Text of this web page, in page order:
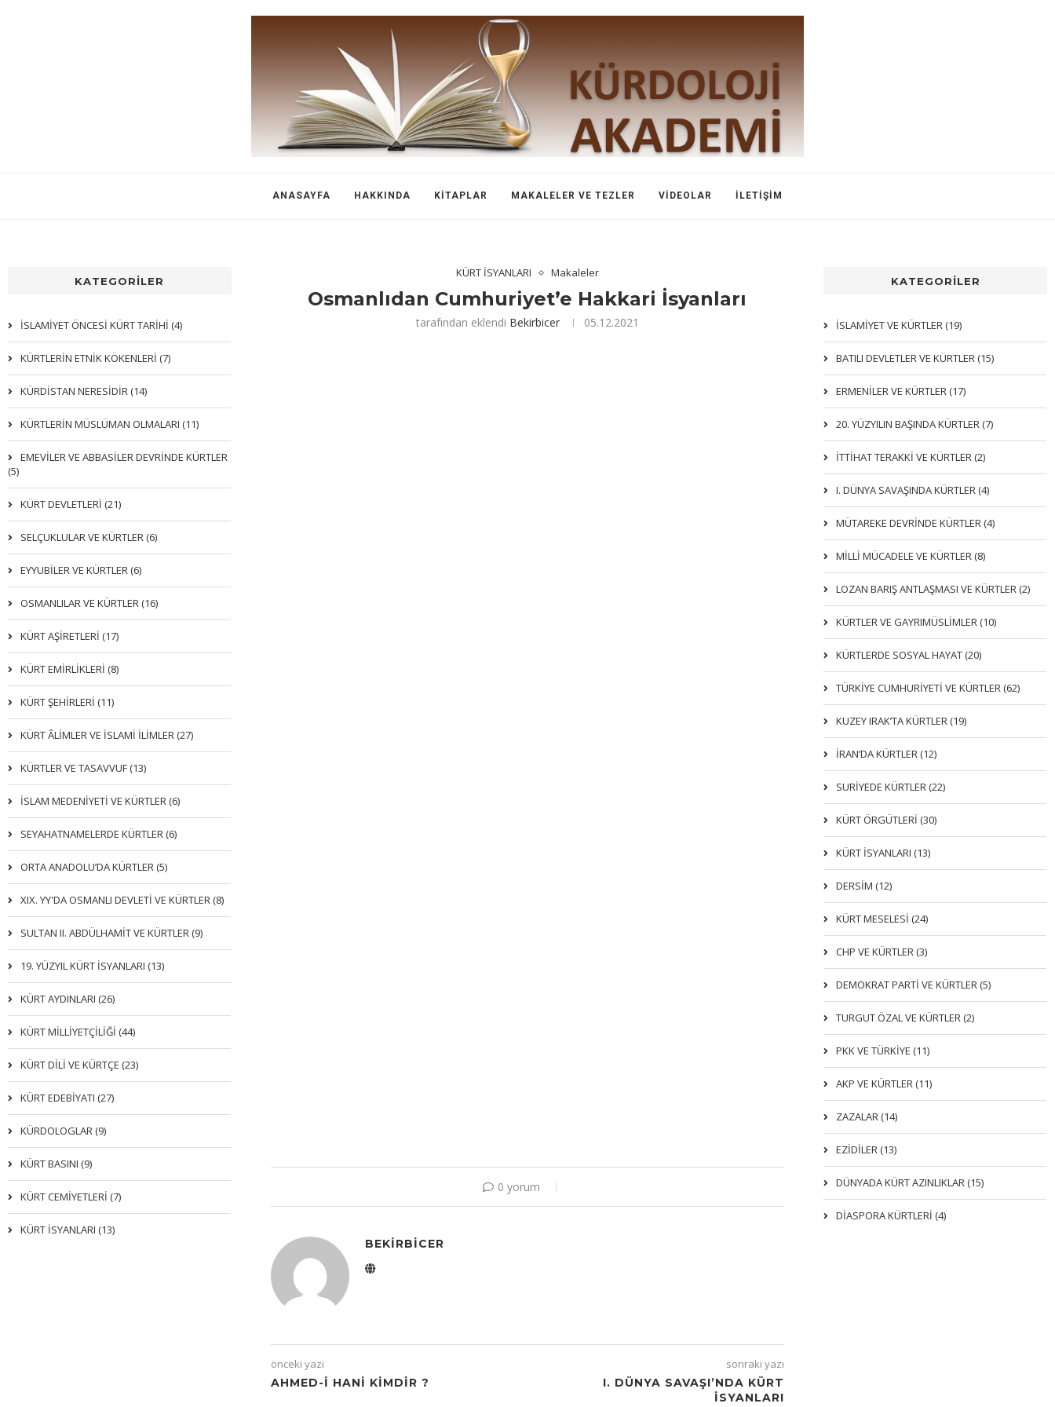
ANASAYFA HAKKINDA KITAPLAR MAKALELER VE TEZLER VIDEOLAR İLETIŞIM
KÜRT İSYANLARI Makaleler
Osmanlıdan Cumhuriyet’e Hakkari İsyanları
tarafından eklendi Bekirbicer 05.12.2021
0 yorum
BEKIRBICER
önceki yazı
AHMED-I HANI KIMDIR ?
sonraki yazı
I. DÜNYA SAVAŞI’NDA KÜRT
ISYANLARI
KATEGORİLER
İSLAMIYET VE KÜRTLER (19)
BATILI DEVLETLER VE KÜRTLER (15)
ERMENİLER VE KÜRTLER (17)
20. YÜZYILIN BAŞINDA KÜRTLER (7)
İTTIHAT TERAKKI VE KÜRTLER (2)
I. DÜNYA SAVAŞINDA KÜRTLER (4)
MÜTAREKE DEVRİNDE KÜRTLER (4)
MİLLİ MÜCADELE VE KÜRTLER (8)
LOZAN BARIŞ ANTLAŞMASI VE KÜRTLER (2)
KÜRTLER VE GAYRIMÜSLIMLER (10)
KÜRTLERDE SOSYAL HAYAT (20)
TÜRKİYE CUMHURİYETİ VE KÜRTLER (62)
KUZEY IRAK’TA KÜRTLER (19)
İRAN’DA KÜRTLER (12)
SURİYEDE KÜRTLER (22)
KÜRT ÖRGÜTLERİ (30)
KÜRT İSYANLARI (13)
DERSIM (12)
KÜRT MESELESİ (24)
CHP VE KÜRTLER (3)
DEMOKRAT PARTI VE KÜRTLER (5)
TURGUT ÖZAL VE KÜRTLER (2)
PKK VE TÜRKIYE (11)
AKP VE KÜRTLER (11)
ZAZALAR (14)
EZIDILER (13)
DÜNYADA KÜRT AZINLIKLAR (15)
DİASPORA KÜRTLERİ (4)
KATEGORİLER
İSLAMİYET ÖNCESİ KÜRT TARİHİ (4)
KÜRTLERIN ETNIK KÖKENLERI (7)
KÜRDİSTAN NERESİDİR (14)
KÜRTLERİN MÜSLÜMAN OLMALARI (11)
EMEVİLER VE ABBASİLER DEVRİNDE KÜRTLER
(5)
KÜRT DEVLETLERİ (21)
SELÇUKLULAR VE KÜRTLER (6)
EYYUBİLER VE KÜRTLER (6)
OSMANLILAR VE KÜRTLER (16)
KÜRT AŞİRETLERİ (17)
KÜRT EMİRLİKLERİ (8)
KÜRT ŞEHİRLERİ (11)
KÜRT ÂLİMLER VE İSLAMİ İLİMLER (27)
KÜRTLER VE TASAVVUF (13)
İSLAM MEDENİYETİ VE KÜRTLER (6)
SEYAHATNAMELERDE KÜRTLER (6)
ORTA ANADOLU’DA KÜRTLER (5)
XIX. YY'DA OSMANLI DEVLETI VE KÜRTLER (8)
SULTAN II. ABDÜLHAMİT VE KÜRTLER (9)
19. YÜZYIL KÜRT İSYANLARI (13)
KÜRT AYDINLARI (26)
KÜRT MİLLİYETÇİLİĞİ (44)
KÜRT DİLİ VE KÜRTÇE (23)
KÜRT EDEBİYATI (27)
KÜRDOLOGLAR (9)
KÜRT BASINI (9)
KÜRT CEMİYETLERİ (7)
KÜRT İSYANLARI (13)